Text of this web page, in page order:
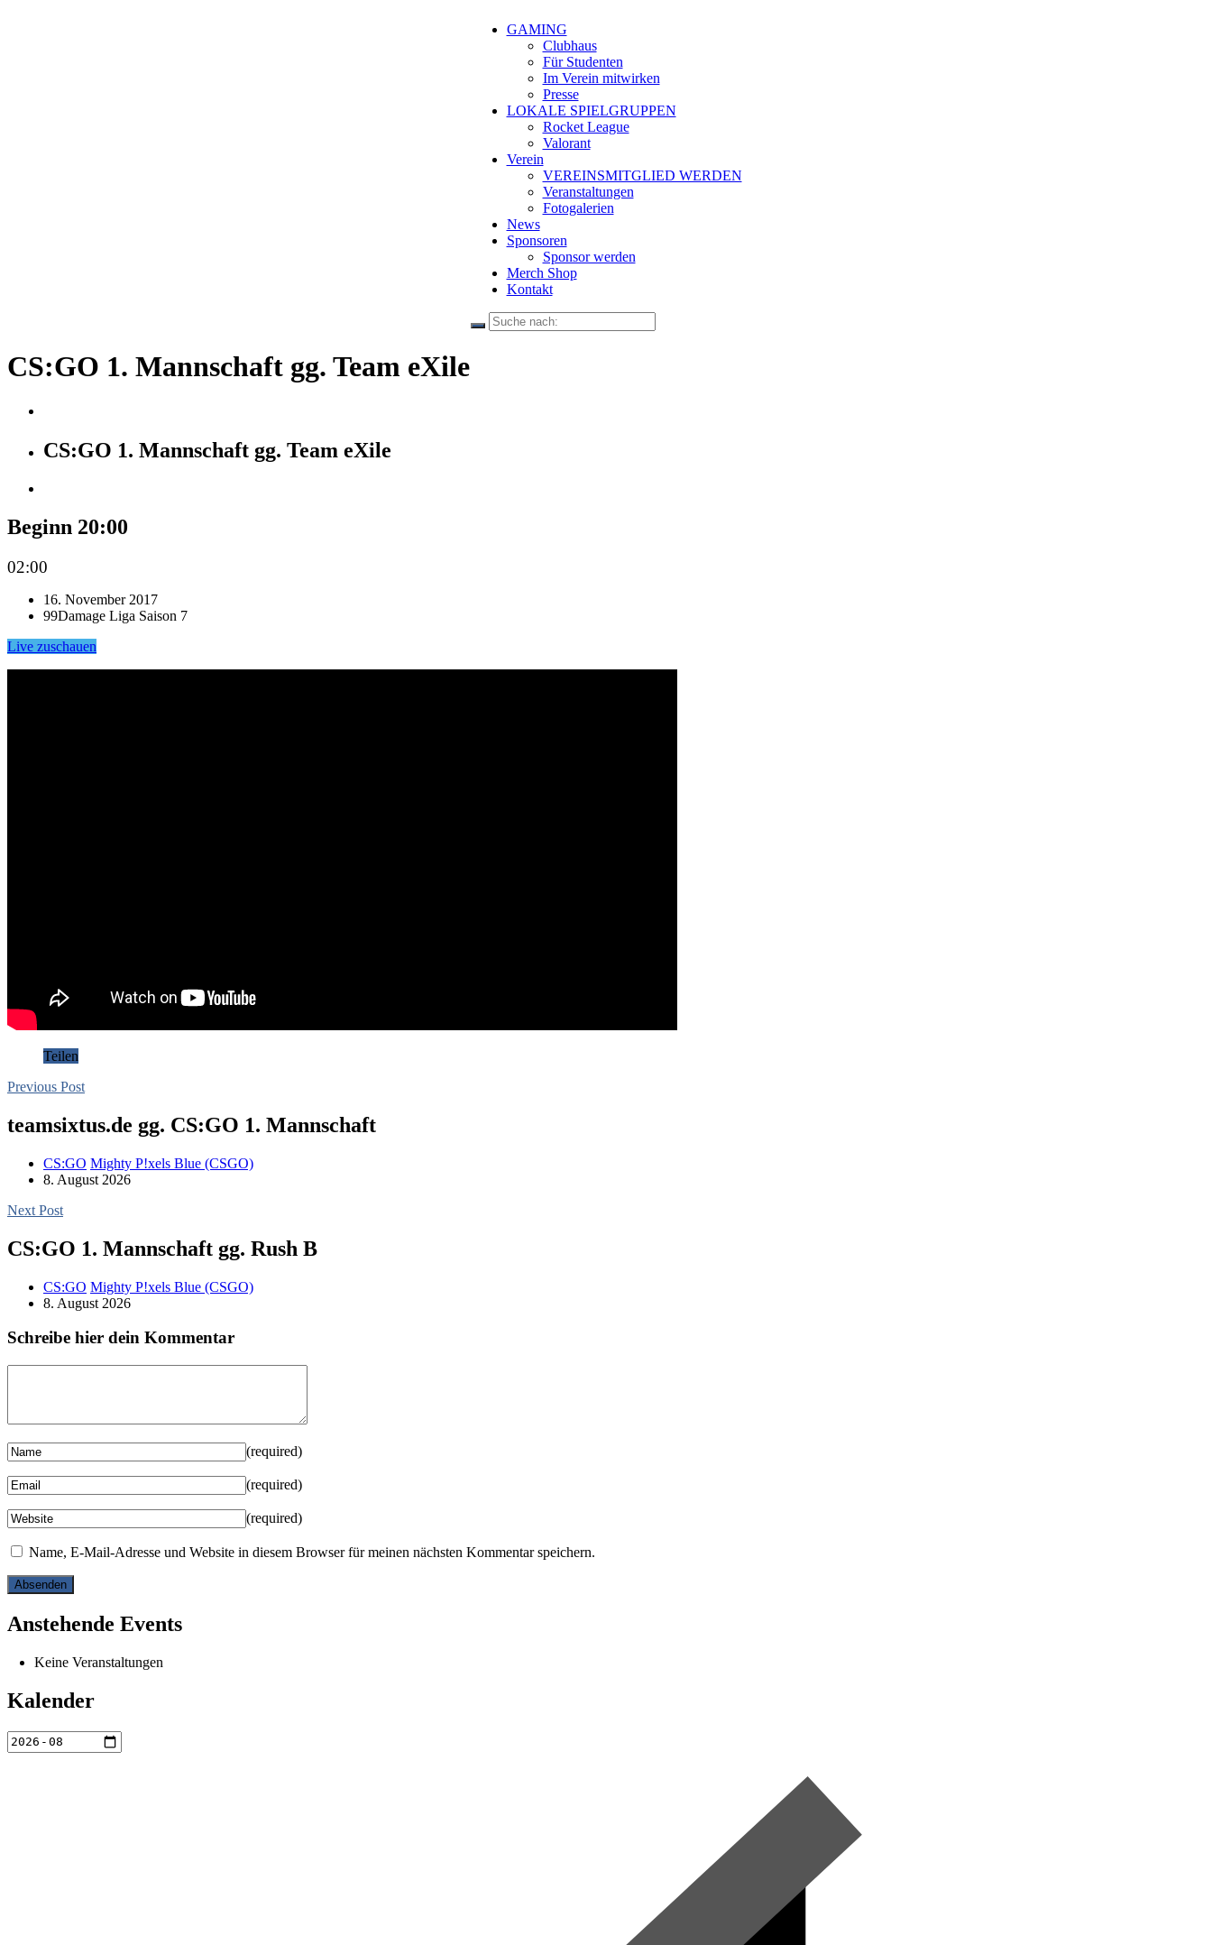
GAMING
Clubhaus
Für Studenten
Im Verein mitwirken
Presse
LOKALE SPIELGRUPPEN
Rocket League
Valorant
Verein
VEREINSMITGLIED WERDEN
Veranstaltungen
Fotogalerien
News
Sponsoren
Sponsor werden
Merch Shop
Kontakt
CS:GO 1. Mannschaft gg. Team eXile
CS:GO 1. Mannschaft gg. Team eXile
Beginn 20:00
02:00
16. November 2017
99Damage Liga Saison 7
Live zuschauen
Teilen
Previous Post
teamsixtus.de gg. CS:GO 1. Mannschaft
CS:GO Mighty P!xels Blue (CSGO)
8. August 2026
Next Post
CS:GO 1. Mannschaft gg. Rush B
CS:GO Mighty P!xels Blue (CSGO)
8. August 2026
Schreibe hier dein Kommentar
(required)
(required)
(required)
Name, E-Mail-Adresse und Website in diesem Browser für meinen nächsten Kommentar speichern.
Anstehende Events
Keine Veranstaltungen
Kalender